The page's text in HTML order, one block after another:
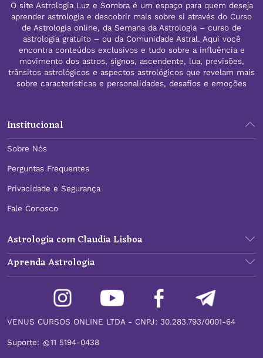
O site Astrologia Luz e Sombra é um espaço para quem deseja
aprender astrologia e descobrir mais sobre si através do Curso
de Astrologia online, da Semana da Astrologia – curso de
astrologia gratuito – ou da Comunidade Astral. Aqui você
encontra conteúdos exclusivos e tudo sobre a influência e
movimento dos astros, signos, ascendente, lua, previsões,
trânsitos astrológicos e aspectos astrológicos que revelam mais
sobre características e personalidades, desafios e emoções
Institucional
Sobre Nós
Perguntas Frequentes
Privacidade e Segurança
Fale Conosco
Astrologia com Claudia Lisboa
Aprenda Astrologia
VENUS CURSOS ONLINE LTDA - CNPJ: 30.283.793/0001-64
Suporte: 11 5194-0438